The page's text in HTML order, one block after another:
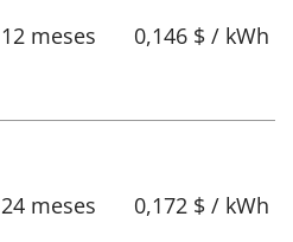
12 meses 0,146 $ / kWh
24 meses 0,172 $ / kWh